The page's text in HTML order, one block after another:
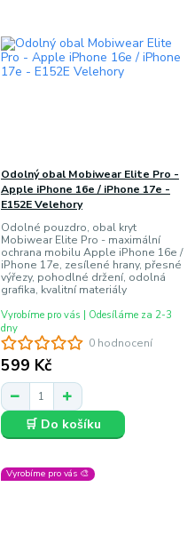
0 hodnocení
Odolný obal Mobiwear Elite Pro -
Apple iPhone 16e / iPhone 17e -
E152E Velehory
Odolné pouzdro, obal kryt
Mobiwear Elite Pro - maximální
ochrana mobilu Apple iPhone 16e /
iPhone 17e, zesílené hrany, přesné
výřezy, pohodlné držení, odolná
grafika, kvalitní materiály
599 Kč
Vyrobíme pro vás | Odesíláme za 2-3
dny
🛒 Do košíku
Vyrobíme pro vás 🎨